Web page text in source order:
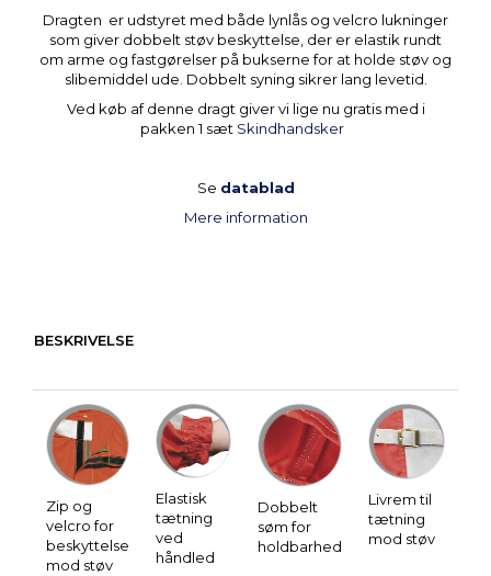
Dragten er udstyret med både lynlås og velcro lukninger
som giver dobbelt støv beskyttelse, der er elastik rundt
om arme og fastgørelser på bukserne for at holde støv og
slibemiddel ude. Dobbelt syning sikrer lang levetid.
Ved køb af denne dragt giver vi lige nu gratis med i
pakken 1 sæt Skindhandsker
Se datablad
Mere information
BESKRIVELSE
Zip og
velcro for
beskyttelse
mod støv
Elastisk
tætning
ved
håndled
Dobbelt
søm for
holdbarhed
Livrem til
tætning
mod støv